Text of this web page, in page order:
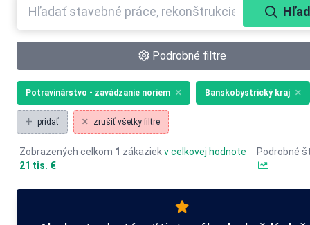
Podrobné filtre
Potravinárstvo - zavádzanie noriem Banskobystrický kraj
pridať zrušiť všetky filtre
Zobrazených celkom 1 zákaziekv celkovej hodnote
21 tis. €
Podrobné